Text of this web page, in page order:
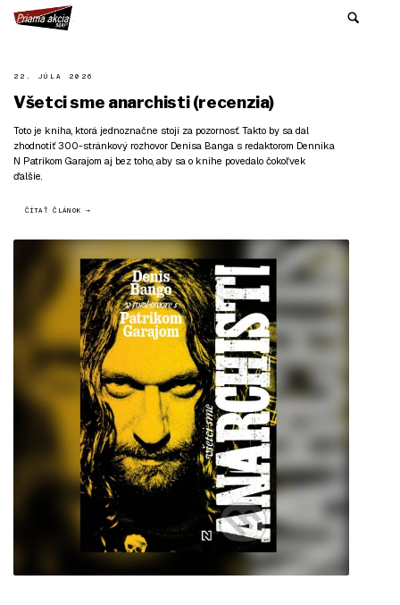
22. JÚLA 2026
Všetci sme anarchisti (recenzia)
Toto je kniha, ktorá jednoznačne stojí za pozornosť. Takto by sa dal
zhodnotiť 300-stránkový rozhovor Denisa Banga s redaktorom Denníka
N Patrikom Garajom aj bez toho, aby sa o knihe povedalo čokoľvek
ďalšie.
ČÍTAŤ ČLÁNOK →